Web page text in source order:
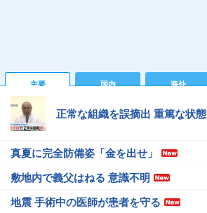
主要 国内 海外
正常な組織を誤摘出 重篤な状態
真夏に完全防備姿「金を出せ」
敷地内で義父はねる 意識不明
地震 手術中の医師が患者を守る